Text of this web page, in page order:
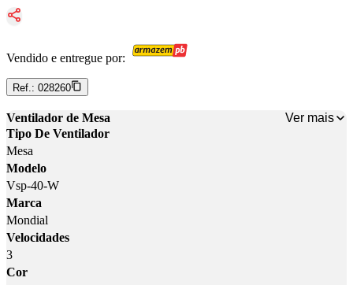
Vendido e entregue por:
Ref.: 028260
Ventilador de Mesa
Ver mais
Tipo De Ventilador
Mesa
Modelo
Vsp-40-W
Marca
Mondial
Velocidades
3
Cor